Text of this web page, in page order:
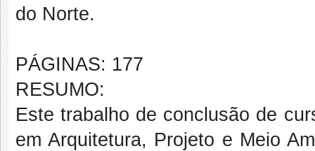
do Norte.
PÁGINAS: 177
RESUMO:
Este trabalho de conclusão de
em Arquitetura, Projeto e Meio